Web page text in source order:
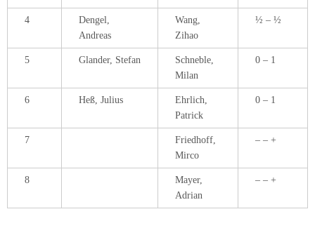
4
Dengel,
Andreas
Wang,
Zihao
½ – ½
5 Glander, Stefan
Schneble,
Milan
0 – 1
6 Heß, Julius
Ehrlich,
Patrick
0 – 1
7
Friedhoff,
Mirco
– – +
8
Mayer,
Adrian
– – +